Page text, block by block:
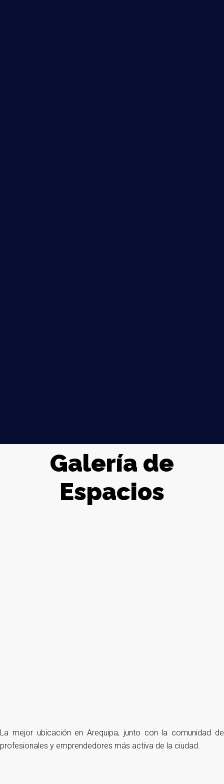
Galería de
Espacios
La mejor ubicación en Arequipa, junto con la comunidad de
profesionales y emprendedores más activa de la ciudad.